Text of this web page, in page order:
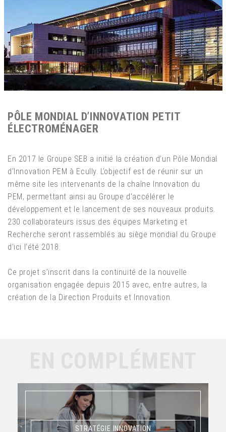
PÔLE MONDIAL D’INNOVATION PETIT
ÉLECTROMÉNAGER
En 2017 le Groupe SEB a initié la création d’un Pôle Mondial
d’Innovation PEM à Ecully. L’objectif est de réunir sur un
même site les intervenants de la chaîne Innovation du
PEM, permettant ainsi au Groupe d'accélérer le
développement et le lancement de ses nouveaux produits.
230 collaborateurs issus des équipes Marketing et
Recherche seront rassemblés au siège mondial du Groupe
d’ici l’été 2018.
Ce projet s’inscrit dans la continuité de la nouvelle
organisation engagée depuis 2015 avec, entre autres, la
création de la Direction Produits et Innovation.
STRATÉGIE INNOVATION
STRATÉGIE INNOVATION